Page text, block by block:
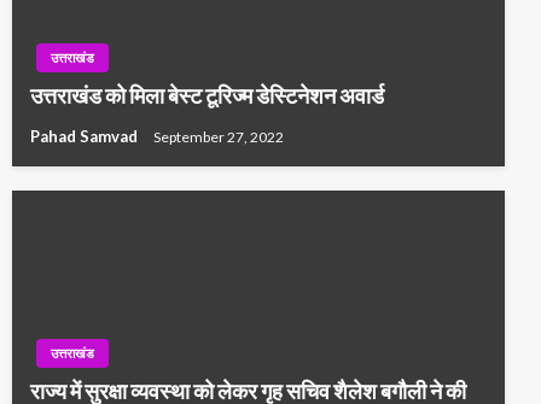
उत्तराखंड
उत्तराखंड को मिला बेस्ट टूरिज्म डेस्टिनेशन अवार्ड
Pahad Samvad September 27, 2022
उत्तराखंड
राज्य में सुरक्षा व्यवस्था को लेकर गृह सचिव शैलेश बगौली ने की